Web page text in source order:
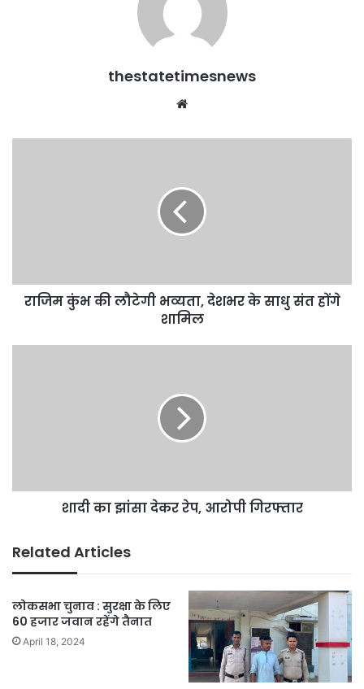
thestatetimesnews
संत
राजिम कुंभ की लौटेगी भव्यता, देशभर के साधु संत होंगे
शामिल
शादी का झांसा देकर रेप, आरोपी गिरफ्तार
Related Articles
लोकसभा चुनाव : सुरक्षा के लिए
60 हजार जवान रहेंगे तैनात
April 18, 2024